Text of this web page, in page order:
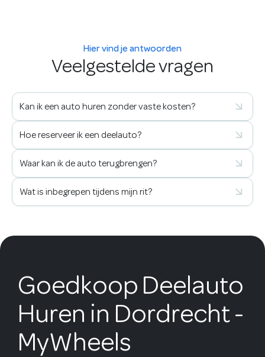
Hier vind je antwoorden
Veelgestelde vragen
Kan ik een auto huren zonder vaste kosten?
Hoe reserveer ik een deelauto?
Waar kan ik de auto terugbrengen?
Wat is inbegrepen tijdens mijn rit?
Goedkoop Deelauto
Huren in Dordrecht -
MyWheels